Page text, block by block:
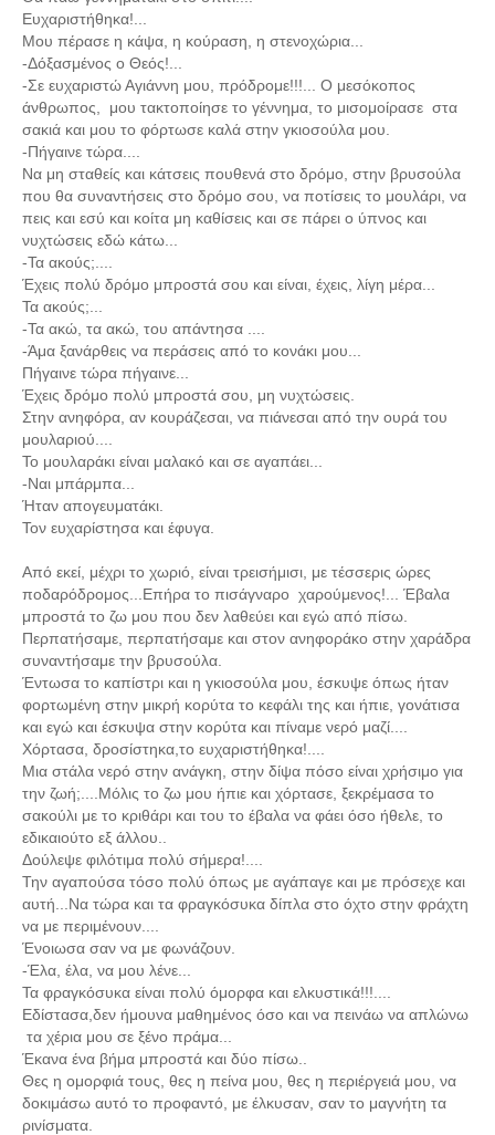
Ευχαριστήθηκα!...
Μου πέρασε η κάψα, η κούραση, η στενοχώρια...
-Δόξασμένος ο Θεός!...
-Σε ευχαριστώ Αγιάννη μου, πρόδρομε!!!... Ο μεσόκοπος
άνθρωπος, μου τακτοποίησε το γέννημα, το μισομοίρασε στα
σακιά και μου το φόρτωσε καλά στην γκιοσούλα μου.
-Πήγαινε τώρα....
Να μη σταθείς και κάτσεις πουθενά στο δρόμο, στην βρυσούλα
που θα συναντήσεις στο δρόμο σου, να ποτίσεις το μουλάρι, να
πεις και εσύ και κοίτα μη καθίσεις και σε πάρει ο ύπνος και
νυχτώσεις εδώ κάτω...
-Τα ακούς;....
Έχεις πολύ δρόμο μπροστά σου και είναι, έχεις, λίγη μέρα...
Τα ακούς;...
-Τα ακώ, τα ακώ, του απάντησα ....
-Άμα ξανάρθεις να περάσεις από το κονάκι μου...
Πήγαινε τώρα πήγαινε...
Έχεις δρόμο πολύ μπροστά σου, μη νυχτώσεις.
Στην ανηφόρα, αν κουράζεσαι, να πιάνεσαι από την ουρά του
μουλαριού....
Το μουλαράκι είναι μαλακό και σε αγαπάει...
-Ναι μπάρμπα...
Ήταν απογευματάκι.
Τον ευχαρίστησα και έφυγα.
Από εκεί, μέχρι το χωριό, είναι τρεισήμισι, με τέσσερις ώρες
ποδαρόδρομος...Επήρα το πισάγναρο χαρούμενος!... Έβαλα
μπροστά το ζω μου που δεν λαθεύει και εγώ από πίσω.
Περπατήσαμε, περπατήσαμε και στον ανηφοράκο στην χαράδρα
συναντήσαμε την βρυσούλα.
Έντωσα το καπίστρι και η γκιοσούλα μου, έσκυψε όπως ήταν
φορτωμένη στην μικρή κορύτα το κεφάλι της και ήπιε, γονάτισα
και εγώ και έσκυψα στην κορύτα και πίναμε νερό μαζί....
Χόρτασα, δροσίστηκα,το ευχαριστήθηκα!....
Μια στάλα νερό στην ανάγκη, στην δίψα πόσο είναι χρήσιμο για
την ζωή;....Μόλις το ζω μου ήπιε και χόρτασε, ξεκρέμασα το
σακούλι με το κριθάρι και του το έβαλα να φάει όσο ήθελε, το
εδικαιούτο εξ άλλου..
Δούλεψε φιλότιμα πολύ σήμερα!....
Την αγαπούσα τόσο πολύ όπως με αγάπαγε και με πρόσεχε και
αυτή...Να τώρα και τα φραγκόσυκα δίπλα στο όχτο στην φράχτη
να με περιμένουν....
Ένοιωσα σαν να με φωνάζουν.
-Έλα, έλα, να μου λένε...
Τα φραγκόσυκα είναι πολύ όμορφα και ελκυστικά!!!....
Εδίστασα,δεν ήμουνα μαθημένος όσο και να πεινάω να απλώνω
τα χέρια μου σε ξένο πράμα...
Έκανα ένα βήμα μπροστά και δύο πίσω..
Θες η ομορφιά τους, θες η πείνα μου, θες η περιέργειά μου, να
δοκιμάσω αυτό το προφαντό, με έλκυσαν, σαν το μαγνήτη τα
ρινίσματα.